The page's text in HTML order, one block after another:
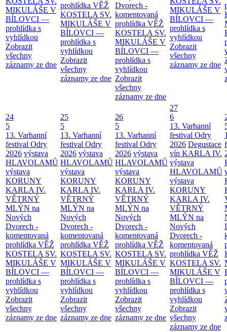
MIKULÁŠE V
BÍLOVCI —
prohlídka s
vyhlídkou
Zobrazit
všechny
záznamy ze dne
prohlídka VĚŽ
KOSTELA SV.
MIKULÁŠE V
BÍLOVCI —
prohlídka s
vyhlídkou
Zobrazit
všechny
záznamy ze dne
Dvorech -
komentovaná
prohlídka VĚŽ
KOSTELA SV.
MIKULÁŠE V
BÍLOVCI —
prohlídka s
vyhlídkou
Zobrazit
všechny
záznamy ze dne
MIKULÁŠE V
BÍLOVCI —
prohlídka s
vyhlídkou
Zobrazit
všechny
záznamy ze dne
24
5
13. Varhanní
festival Odry
2026 výstava
HLAVOLAMŮ
výstava
KORUNY
KARLA IV.
VĚTRNÝ
MLÝN na
Nových
Dvorech -
komentovaná
prohlídka VĚŽ
KOSTELA SV.
MIKULÁŠE V
BÍLOVCI —
prohlídka s
vyhlídkou
Zobrazit
všechny
záznamy ze dne
25
5
13. Varhanní
festival Odry
2026 výstava
HLAVOLAMŮ
výstava
KORUNY
KARLA IV.
VĚTRNÝ
MLÝN na
Nových
Dvorech -
komentovaná
prohlídka VĚŽ
KOSTELA SV.
MIKULÁŠE V
BÍLOVCI —
prohlídka s
vyhlídkou
Zobrazit
všechny
záznamy ze dne
26
5
13. Varhanní
festival Odry
2026 výstava
HLAVOLAMŮ
výstava
KORUNY
KARLA IV.
VĚTRNÝ
MLÝN na
Nových
Dvorech -
komentovaná
prohlídka VĚŽ
KOSTELA SV.
MIKULÁŠE V
BÍLOVCI —
prohlídka s
vyhlídkou
Zobrazit
všechny
záznamy ze dne
27
6
13. Varhanní
festival Odry
2026 Degustace
vín KARLA IV.
výstava
HLAVOLAMŮ
výstava
KORUNY
KARLA IV.
VĚTRNÝ
MLÝN na
Nových
Dvorech -
komentovaná
prohlídka VĚŽ
KOSTELA SV.
MIKULÁŠE V
BÍLOVCI —
prohlídka s
vyhlídkou
Zobrazit
všechny
záznamy ze dne